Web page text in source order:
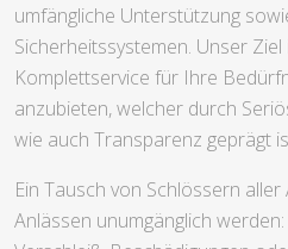
umfängliche Unterstützung
Sicherheitssystemen. Unser
Komplettservice für Ihre
anzubieten, welcher durch
wie auch Transparenz geprägt
Ein Tausch von Schlössern
Anlässen unumgänglich